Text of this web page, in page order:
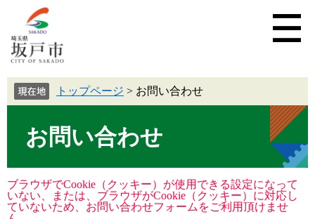
トップページ > お問い合わせ
お問い合わせ
ブラウザでCookie（クッキー）が使用できる設定になって
いない、または、ブラウザがCookie（クッキー）に対応し
ていないため、お問い合わせフォームをご利用頂けませ